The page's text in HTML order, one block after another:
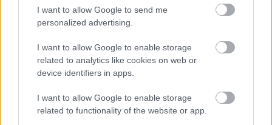
I want to allow Google to send me
personalized advertising.
I want to allow Google to enable storage
related to analytics like cookies on web or
device identifiers in apps.
I want to allow Google to enable storage
related to functionality of the website or app.
Az éjszakai támadások mérlege az ukrán-
orosz határon: 3 civil halott, 13 sebesült